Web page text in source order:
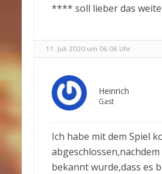
**** soll lieber das
11. Juli 2020 um 06:06 Uhr
Heinrich
Gast
Ich habe mit dem Spiel
abgeschlossen,nachdem
bekannt wurde,dass es